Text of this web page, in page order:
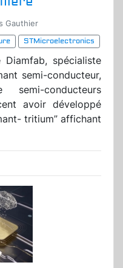
Gauthier
STMicroelectronics
spécialiste
semi-conducteur,
conducteurs
avoir développé
tritium” affichant